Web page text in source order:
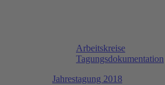
Arbeitskreise
Tagungsdokumentation
Jahrestagung 2018